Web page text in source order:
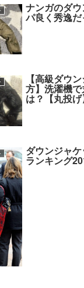
ナンガのダ
パ良く秀逸だ
【高級ダウ
方】洗濯機
は？【丸投げ
ダウンジャ
ランキング